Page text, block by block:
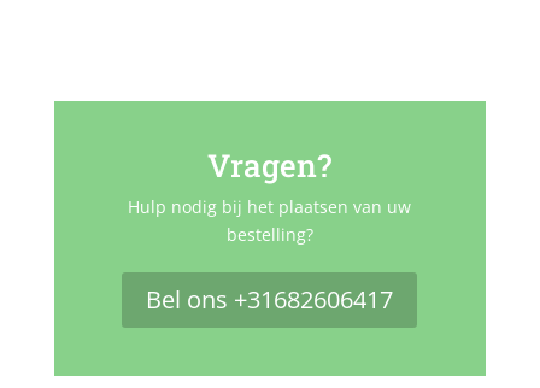
Vragen?
Hulp nodig bij het plaatsen van uw
bestelling?
Bel ons +31682606417